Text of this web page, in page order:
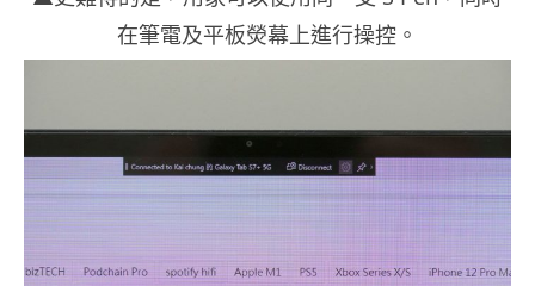
在筆電及平板熒幕上進行操控。